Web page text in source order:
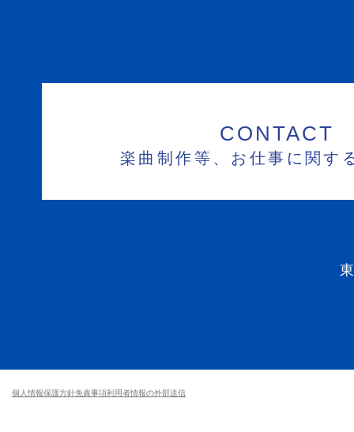
CONTACT
楽曲制作等、お仕事に関す
個人情報保護方針免責事項利用者情報の外部送信